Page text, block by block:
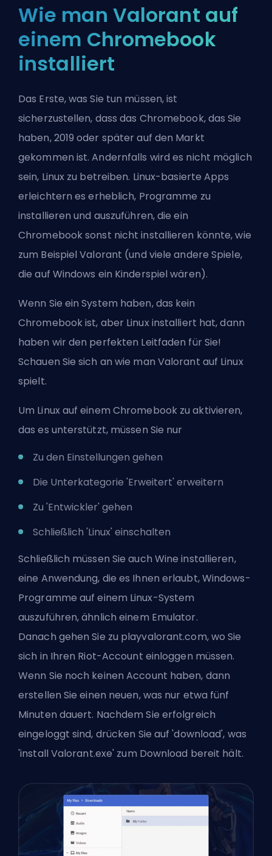
Wie man Valorant auf
einem Chromebook
installiert
Das Erste, was Sie tun müssen, ist
sicherzustellen, dass das Chromebook, das Sie
haben, 2019 oder später auf den Markt
gekommen ist. Andernfalls wird es nicht möglich
sein, Linux zu betreiben. Linux-basierte Apps
erleichtern es erheblich, Programme zu
installieren und auszuführen, die ein
Chromebook sonst nicht installieren könnte, wie
zum Beispiel Valorant (und viele andere Spiele,
die auf Windows ein Kinderspiel wären).
Wenn Sie ein System haben, das kein
Chromebook ist, aber Linux installiert hat, dann
haben wir den perfekten Leitfaden für Sie!
Schauen Sie sich an wie man Valorant auf Linux
spielt.
Um Linux auf einem Chromebook zu aktivieren,
das es unterstützt, müssen Sie nur
Zu den Einstellungen gehen
Die Unterkategorie 'Erweitert' erweitern
Zu 'Entwickler' gehen
Schließlich 'Linux' einschalten
Schließlich müssen Sie auch Wine installieren,
eine Anwendung, die es Ihnen erlaubt, Windows-
Programme auf einem Linux-System
auszuführen, ähnlich einem Emulator.
Danach gehen Sie zu playvalorant.com, wo Sie
sich in Ihren Riot-Account einloggen müssen.
Wenn Sie noch keinen Account haben, dann
erstellen Sie einen neuen, was nur etwa fünf
Minuten dauert. Nachdem Sie erfolgreich
eingeloggt sind, drücken Sie auf 'download', was
'install Valorant.exe' zum Download bereit hält.